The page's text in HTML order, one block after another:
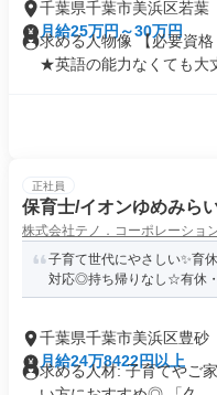
千葉県千葉市美浜区若葉
月給25万円～30万円
求める人物像 【必要資
★英語の能力なくても大
正社員
保育士/イオンゆめみら
株式会社テノ．コーポレーショ
子育て世代にやさしい✨育
対応◎持ち帰りなし☆有休
千葉県千葉市美浜区豊砂
月給24万8422円以上
求める人材: 子育てやご